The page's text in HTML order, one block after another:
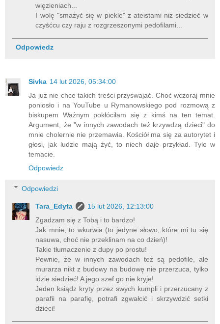
więzieniach...
I wolę "smażyć się w piekle" z ateistami niż siedzieć w
czyśćcu czy raju z rozgrzeszonymi pedofilami...
Odpowiedz
Sivka 14 lut 2026, 05:34:00
Ja już nie chce takich treści przyswajać. Choć wczoraj mnie
poniosło i na YouTube u Rymanowskiego pod rozmową z
biskupem Ważnym pokłóciłam się z kimś na ten temat.
Argument, że "w innych zawodach też krzywdzą dzieci" do
mnie cholernie nie przemawia. Kościół ma się za autorytet i
głosi, jak ludzie mają żyć, to niech daje przykład. Tyle w
temacie.
Odpowiedz
Odpowiedzi
Tara_Edyta
15 lut 2026, 12:13:00
Zgadzam się z Tobą i to bardzo!
Jak mnie, to wkurwia (to jedyne słowo, które mi tu się
nasuwa, choć nie przeklinam na co dzień)!
Takie tłumaczenie z dupy po prostu!
Pewnie, że w innych zawodach też są pedofile, ale
murarza nikt z budowy na budowę nie przerzuca, tylko
idzie siedzieć! A jego szef go nie kryje!
Jeden ksiądz kryty przez swych kumpli i przerzucany z
parafii na parafię, potrafi zgwałcić i skrzywdzić setki
dzieci!